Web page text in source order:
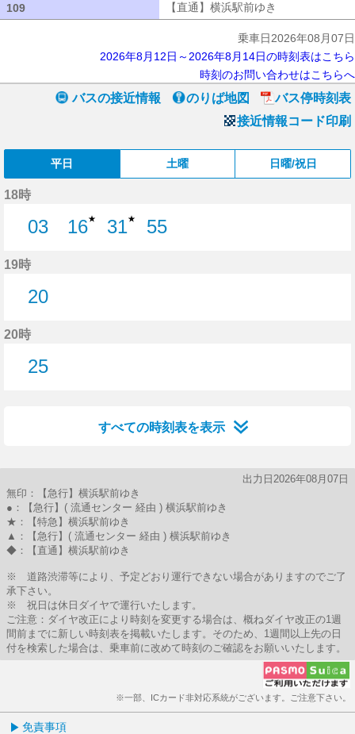
109
【直通】横浜駅前ゆき
乗車日2026年08月07日
2026年8月12日～2026年8月14日の時刻表はこちら
時刻のお問い合わせはこちらへ
バスの接近情報 のりば地図
バス停時刻表
接近情報コード印刷
平日 土曜 日曜/祝日
18時
03
16★
31★
55
19時
20
20時
25
すべての時刻表を表示
出力日2026年08月07日
無印：【急行】横浜駅前ゆき
●：【急行】( 流通センター 経由 ) 横浜駅前ゆき
★：【特急】横浜駅前ゆき
▲：【急行】( 流通センター 経由 ) 横浜駅前ゆき
◆：【直通】横浜駅前ゆき
※ 道路渋滞等により、予定どおり運行できない場合がありますのでご了
承下さい。
※ 祝日は休日ダイヤで運行いたします。
ご注意：ダイヤ改正により時刻を変更する場合は、概ねダイヤ改正の1週
間前までに新しい時刻表を掲載いたします。そのため、1週間以上先の日
付を検索した場合は、乗車前に改めて時刻のご確認をお願いいたします。
※一部、ICカード非対応系統がございます。ご注意下さい。
免責事項